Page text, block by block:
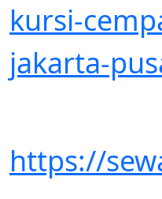
kursi-
jakarta-
https://